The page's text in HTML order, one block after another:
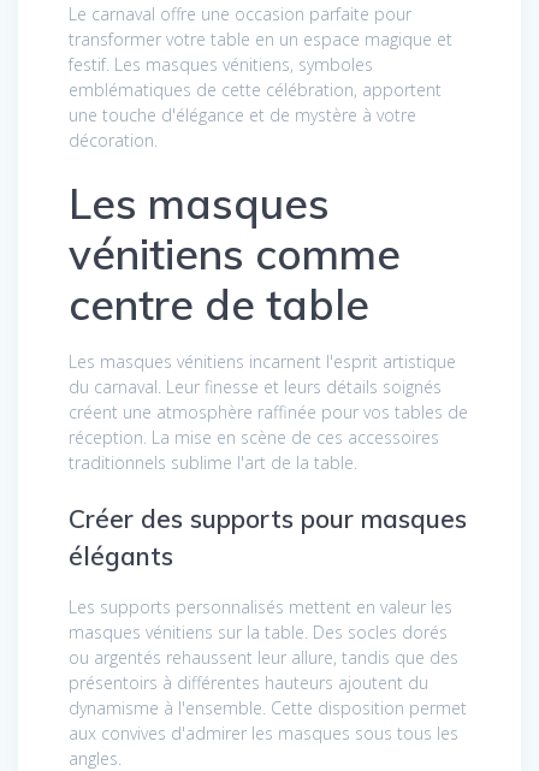
Le carnaval offre une occasion parfaite pour
transformer votre table en un espace magique et
festif. Les masques vénitiens, symboles
emblématiques de cette célébration, apportent
une touche d'élégance et de mystère à votre
décoration.
Les masques
vénitiens comme
centre de table
Les masques vénitiens incarnent l'esprit artistique
du carnaval. Leur finesse et leurs détails soignés
créent une atmosphère raffinée pour vos tables de
réception. La mise en scène de ces accessoires
traditionnels sublime l'art de la table.
Créer des supports pour masques
élégants
Les supports personnalisés mettent en valeur les
masques vénitiens sur la table. Des socles dorés
ou argentés rehaussent leur allure, tandis que des
présentoirs à différentes hauteurs ajoutent du
dynamisme à l'ensemble. Cette disposition permet
aux convives d'admirer les masques sous tous les
angles.